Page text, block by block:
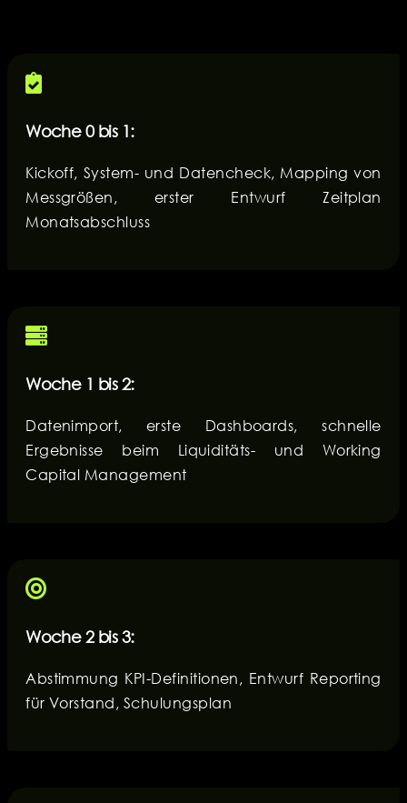
Woche 0 bis 1:
Kickoff, System- und Datencheck, Mapping von
Messgrößen, erster Entwurf Zeitplan
Monatsabschluss
Woche 1 bis 2:
Datenimport, erste Dashboards, schnelle
Ergebnisse beim Liquiditäts- und Working
Capital Management
Woche 2 bis 3:
Abstimmung KPI-Definitionen, Entwurf Reporting
für Vorstand, Schulungsplan